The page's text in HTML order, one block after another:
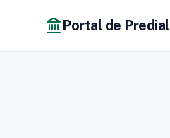
Portal de Predial